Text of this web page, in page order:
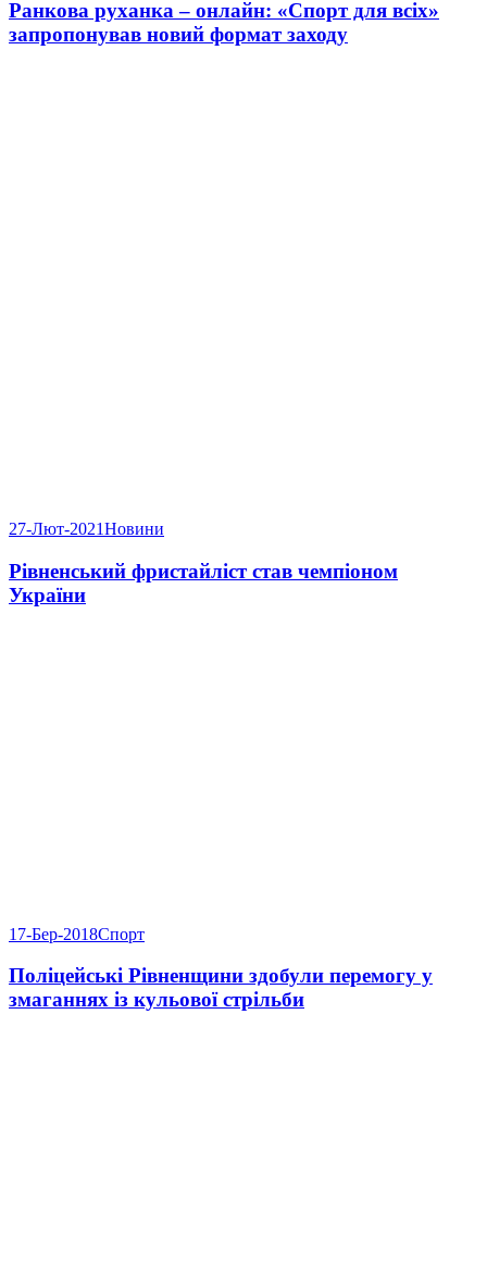
Ранкова руханка – онлайн: «Спорт для всіх»
запропонував новий формат заходу
27-Лют-2021Новини
Рівненський фристайліст став чемпіоном
України
17-Бер-2018Спорт
Поліцейські Рівненщини здобули перемогу у
змаганнях із кульової стрільби